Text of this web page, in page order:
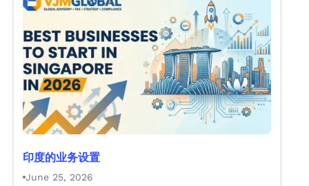
印度的业务设置
June 25, 2026